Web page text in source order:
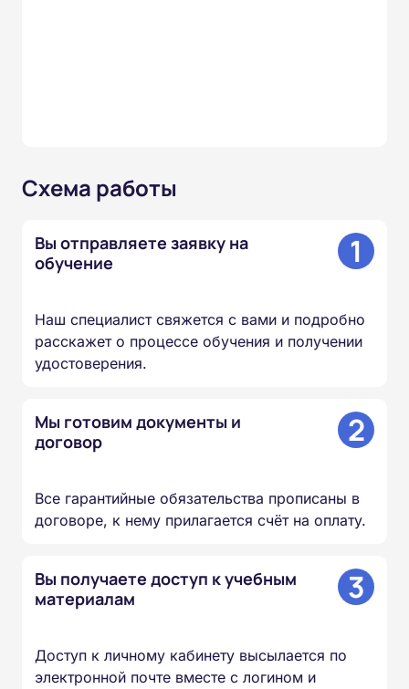
Схема работы
Вы отправляете заявку на
обучение
1
Наш специалист свяжется с вами и подробно
расскажет о процессе обучения и получении
удостоверения.
Мы готовим документы и
договор
2
Все гарантийные обязательства прописаны в
договоре, к нему прилагается счёт на оплату.
Вы получаете доступ к учебным
материалам
3
Доступ к личному кабинету высылается по
электронной почте вместе с логином и